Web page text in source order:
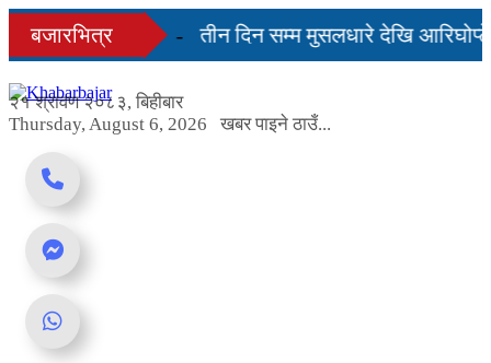
Skip
content
बजारभित्र
सहज हुन्छ’
तीन दिन सम्म मुसलधारे देखि
२१ श्रावण २०८३, बिहीबार
Thursday, August 6, 2026
खबर पाइने ठाउँ...